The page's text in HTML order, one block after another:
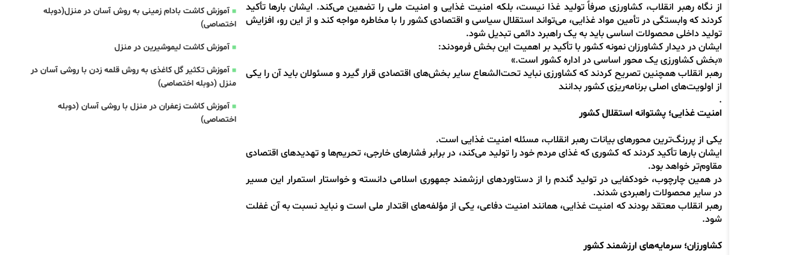
از نگاه رهبر انقلاب، کشاورزی صرفاً تولید غذا نیست، بلکه امنیت غذایی و امنیت ملی را تضمین می‌کند. ایشان بارها تأکید
کردند که وابستگی در تأمین مواد غذایی، می‌تواند استقلال سیاسی و اقتصادی کشور را با مخاطره مواجه کند و از این رو، افزایش
تولید داخلی محصولات اساسی باید به یک راهبرد دائمی تبدیل شود.
ایشان در دیدار کشاورزان نمونه کشور با تأکید بر اهمیت این بخش فرمودند:
«بخش کشاورزی یک محور اساسی در اداره کشور است.»
رهبر انقلاب همچنین تصریح کردند که کشاورزی نباید تحت‌الشعاع سایر بخش‌های اقتصادی قرار گیرد و مسئولان باید آن را یکی
از اولویت‌های اصلی برنامه‌ریزی کشور بدانند
.
امنیت غذایی؛ پشتوانه استقلال کشور
یکی از پررنگ‌ترین محورهای بیانات رهبر انقلاب، مسئله امنیت غذایی است.
ایشان بارها تأکید کردند که کشوری که غذای مردم خود را تولید می‌کند، در برابر فشارهای خارجی، تحریم‌ها و تهدیدهای اقتصادی
مقاوم‌تر خواهد بود.
در همین چارچوب، خودکفایی در تولید گندم را از دستاوردهای ارزشمند جمهوری اسلامی دانسته و خواستار استمرار این مسیر
در سایر محصولات راهبردی شدند.
رهبر انقلاب معتقد بودند که امنیت غذایی، همانند امنیت دفاعی، یکی از مؤلفه‌های اقتدار ملی است و نباید نسبت به آن غفلت
شود.
کشاورزان؛ سرمایه‌های ارزشمند کشور
آموزش کاشت بادام زمینی به روش آسان در منزل(دوبله
اختصاصی)
آموزش کاشت لیموشیرین در منزل
آموزش تکثیر گل کاغذی به روش قلمه زدن با روشی آسان در
منزل (دوبله اختصاصی)
آموزش کاشت زعفران در منزل با روشی آسان (دوبله
اختصاصی)